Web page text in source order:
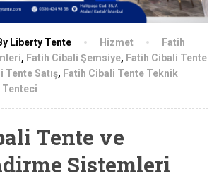
Liberty Tente Hizmet
Fatih
, Fatih Cibali Şemsiye, Fatih Cibali Tente
Tente Satış, Fatih Cibali Tente Teknik
Tenteci
Tente ve
Sistemleri